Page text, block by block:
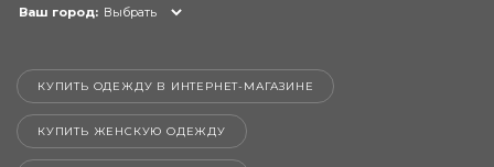
Ваш город: Выбрать
КУПИТЬ ОДЕЖДУ В ИНТЕРНЕТ-МАГАЗИНЕ
КУПИТЬ ЖЕНСКУЮ ОДЕЖДУ